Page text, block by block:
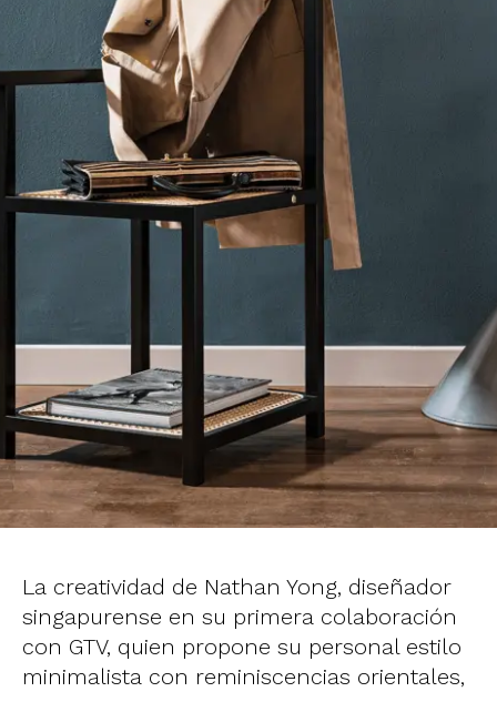
La creatividad de Nathan Yong, diseñador
singapurense en su primera colaboración
con GTV, quien propone su personal estilo
minimalista con reminiscencias orientales,